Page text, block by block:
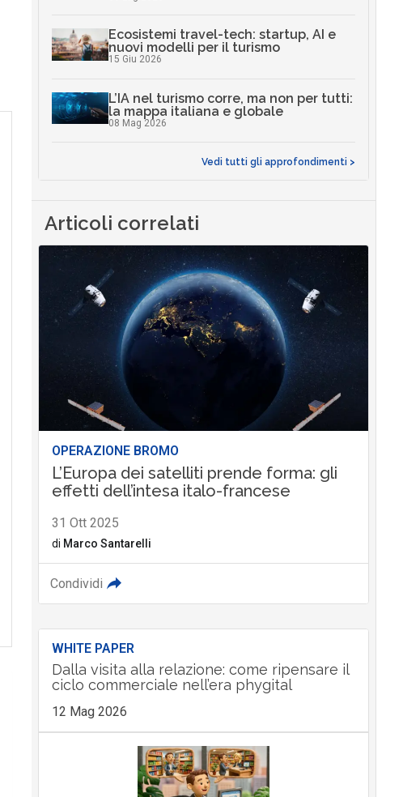
Ecosistemi travel-tech: startup, AI e
nuovi modelli per il turismo
15 Giu 2026
L’IA nel turismo corre, ma non per tutti:
la mappa italiana e globale
08 Mag 2026
Vedi tutti gli approfondimenti >
Articoli correlati
OPERAZIONE BROMO
L’Europa dei satelliti prende forma: gli
effetti dell’intesa italo-francese
31 Ott 2025
di Marco Santarelli
Condividi
WHITE PAPER
Dalla visita alla relazione: come ripensare il
ciclo commerciale nell’era phygital
12 Mag 2026